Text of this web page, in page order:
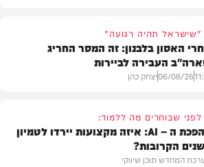
"שישראל תהיה רגועה"
האסון בלבנון: זה המסר החריג
העבירה לביירות
06/08/26יצחק כהן
לפני שבוחרים מה ללמוד:
מהפכת ה – AI: איזה מקצועות יירדו לטמיון
הקרובות?
המחדש תוכן שיווקי